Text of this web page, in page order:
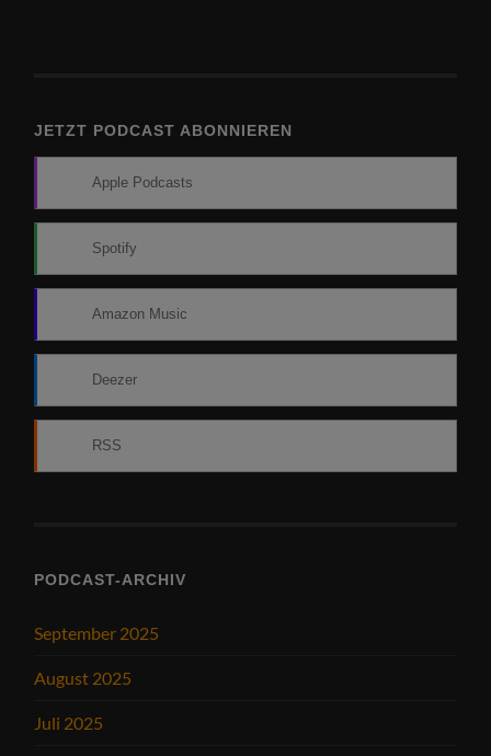
JETZT PODCAST ABONNIEREN
Apple Podcasts
Spotify
Amazon Music
Deezer
RSS
PODCAST-ARCHIV
September 2025
August 2025
Juli 2025